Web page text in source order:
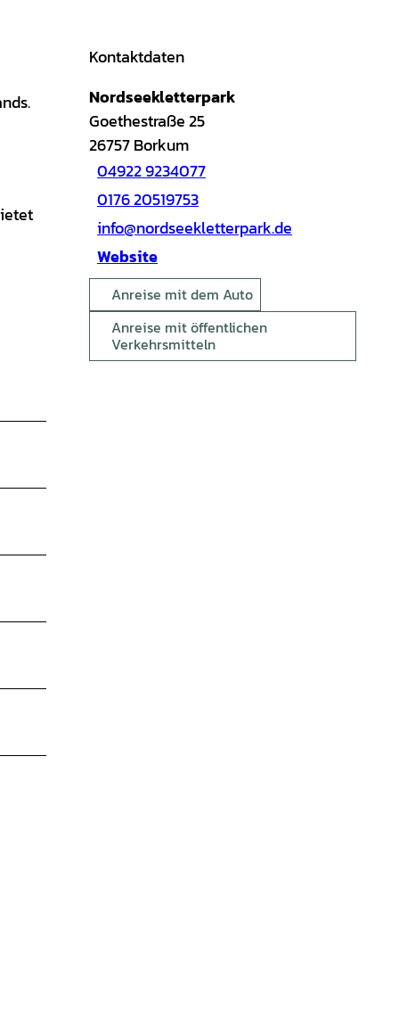
Kontaktdaten
Nordseekletterpark
Goethestraße 25
26757Borkum
04922 9234077
0176 20519753
info@nordseekletterpark.de
Website
Anreise mit dem Auto
Anreise mit öffentlichen
Verkehrsmitteln